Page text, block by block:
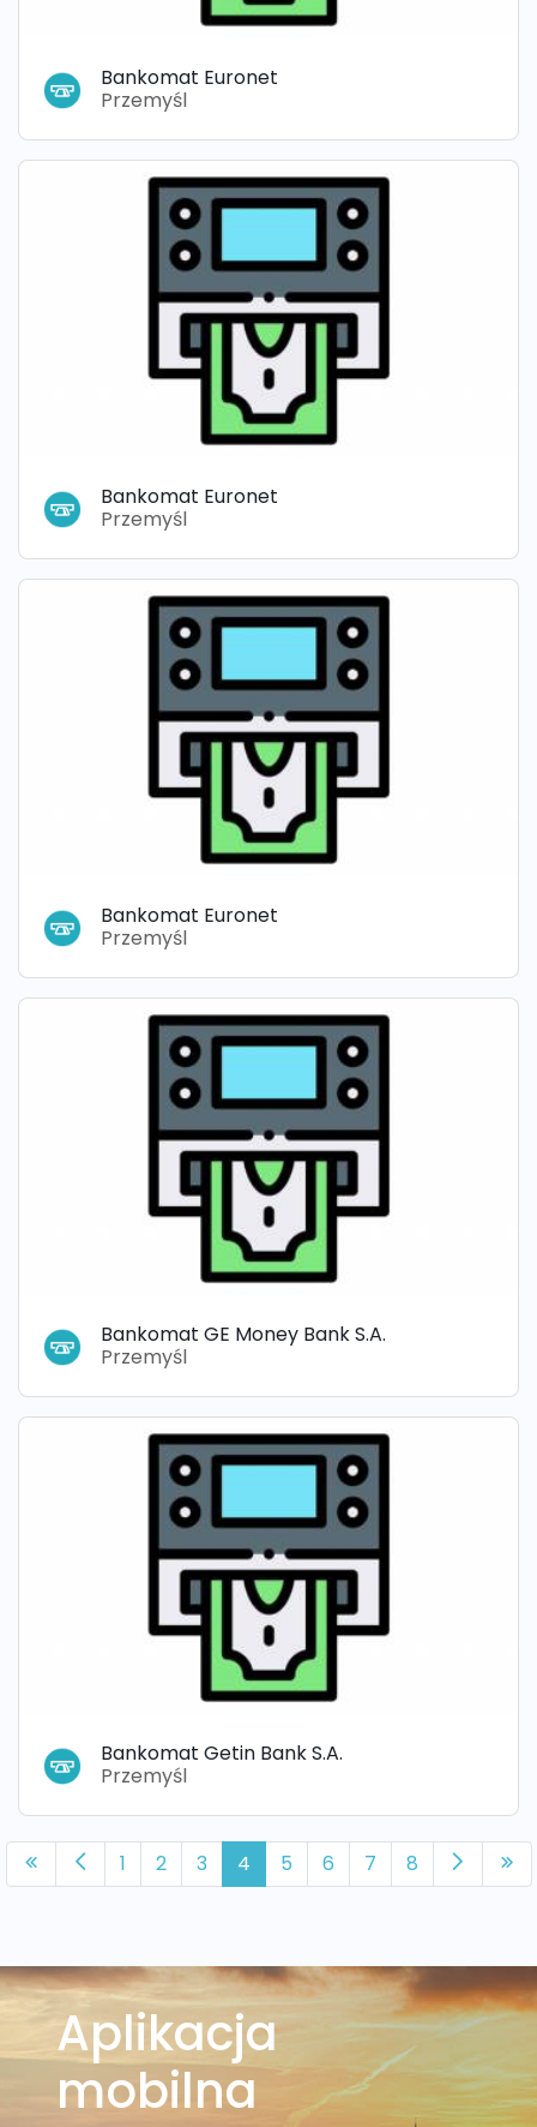
Bankomat Euronet
Przemyśl
Bankomat Euronet
Przemyśl
Bankomat Euronet
Przemyśl
Bankomat GE Money Bank S.A.
Przemyśl
Bankomat Getin Bank S.A.
Przemyśl
1 2 3 4 5 6 7 8
Aplikacja
mobilna